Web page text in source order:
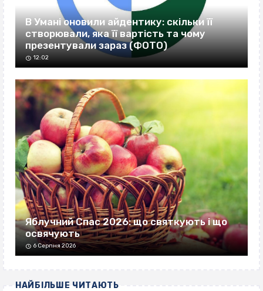
В Умані оновили айдентику: скільки її
створювали, яка її вартість та чому
презентували зараз (ФОТО)
12:02
Яблучний Спас 2026: що святкують і що
освячують
6 Серпня 2026
НАЙБІЛЬШЕ ЧИТАЮТЬ